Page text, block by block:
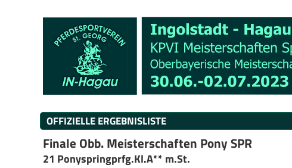
OFFIZIELLE ERGEBNISLISTE
Finale Obb. Meisterschaften Pony SPR
21 Ponyspringprfg.Kl.A** m.St.